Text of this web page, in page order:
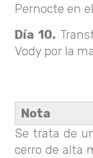
Pernocte en
Día 10.
Vody por la
Nota
Se trata de
cerro de alta